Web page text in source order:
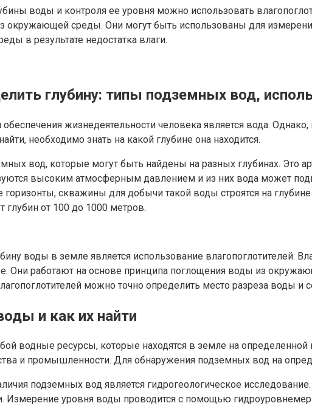
воды и контроля ее уровня можно использовать
окружающей среды. Они могут быть использованы для
в результате недостатка влаги.
глубину: типы подземных вод,
жизнедеятельности человека является вода. Однако,
необходимо знать на какой глубине она находится.
вод, которые могут быть найдены на разных глубинах. Это
высоким атмосферным давлением и из них вода может
скважины для добычи такой воды строятся на
от 100 до 1000 метров.
воды в земле является использование влагопоглотителей.
Они работают на основе принципа поглощения воды из
можно точно определить место разреза воды и
и как их найти
водные ресурсы, которые находятся в земле на
и промышленности. Для обнаружения подземных вод на
подземных вод является гидрогеологическое
Измерение уровня воды проводится с помощью